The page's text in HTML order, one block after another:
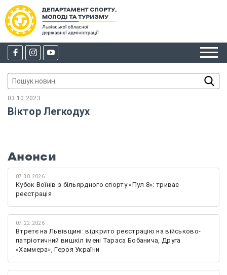
03.10.2023
Віктор Легкодух
Анонси
07.30.2026
Кубок Воїнів з більярдного спорту «Пул 8»: триває
реєстрація
07.22.2026
Втретє на Львівщині: відкрито реєстрацію на військово-
патріотичний вишкіл імені Тараса Бобанича, Друга
«Хаммера», Героя України